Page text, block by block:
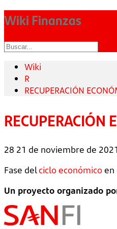
Wiki Finanzas
Wiki
R
RECUPERACIÓN
RECUPERACIÓN
28 21 de noviembre de 2021
Fase delciclo económicoen
Un proyecto organizado